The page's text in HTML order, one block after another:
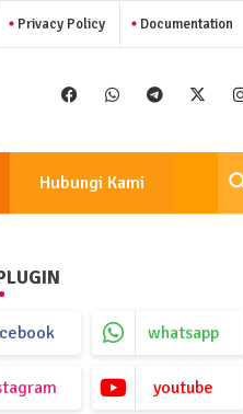
Privacy Policy Documentation
Hubungi Kami
whatsapp
youtube